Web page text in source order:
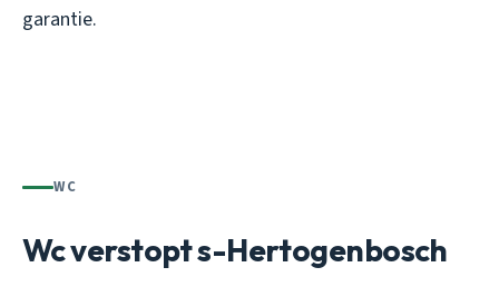
garantie.
WC
Wc verstopt s-Hertogenbosch